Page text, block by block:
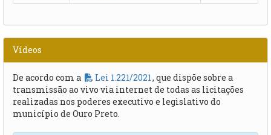
Vídeos
De acordo com a Lei 1.221/2021 , que dispõe sobre a
transmissão ao vivo via internet de todas as licitações
realizadas nos poderes executivo e legislativo do
município de Ouro Preto.